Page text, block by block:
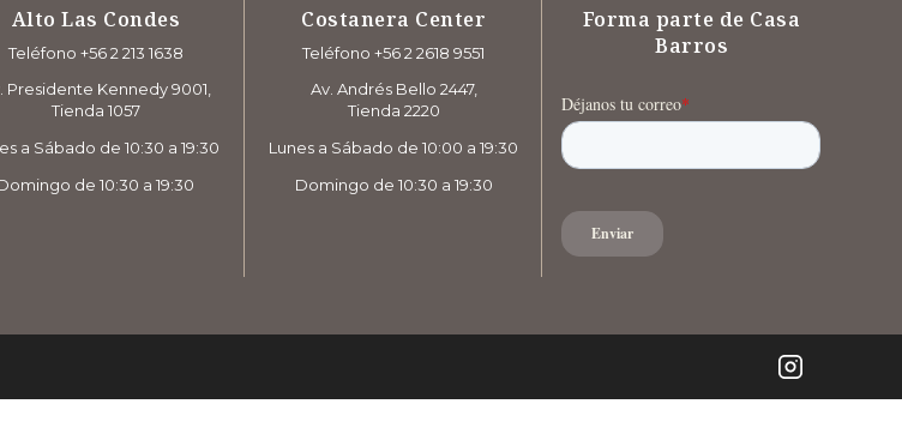
Alto Las Condes
Teléfono +56 2 213 1638
Presidente Kennedy 9001,
Tienda 1057
a Sábado de 10:30 a 19:30
de 10:30 a 19:30
Costanera Center
Teléfono +56 2 2618 9551
Av. Andrés Bello 2447,
Tienda 2220
Lunes a Sábado de 10:00 a 19:30
Domingo de 10:30 a 19:30
Forma parte de Casa
Barros